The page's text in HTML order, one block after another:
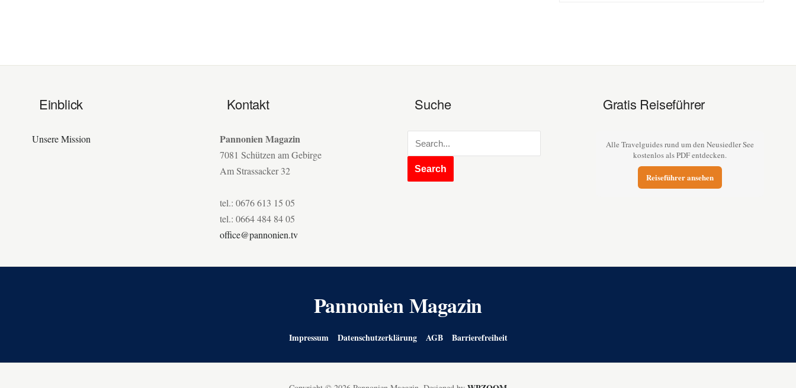
Einblick
Unsere Mission
Kontakt
Pannonien Magazin
7081 Schützen am Gebirge
Am Strassacker 32
tel.: 0676 613 15 05
tel.: 0664 484 84 05
office@pannonien.tv
Suche Gratis Reiseführer
Alle Travelguides rund um den Neusiedler See
kostenlos als PDF entdecken.
Reiseführer ansehen
Pannonien Magazin
Impressum Datenschutzerklärung AGB Barrierefreiheit